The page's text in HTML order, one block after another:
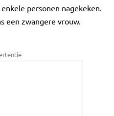
personen nagekeken.
een zwangere vrouw.